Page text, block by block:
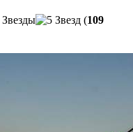
(109